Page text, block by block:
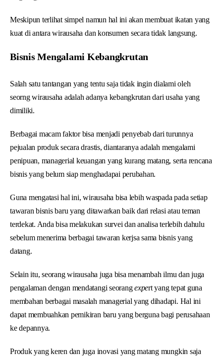
Meskipun terlihat simpel namun hal ini akan membuat ikatan yang
kuat di antara wirausaha dan konsumen secara tidak langsung.
Bisnis Mengalami Kebangkrutan
Salah satu tantangan yang tentu saja tidak ingin dialami oleh
seorng wirausaha adalah adanya kebangkrutan dari usaha yang
dimiliki.
Berbagai macam faktor bisa menjadi penyebab dari turunnya
pejualan produk secara drastis, diantaranya adalah mengalami
penipuan, managerial keuangan yang kurang matang, serta rencana
bisnis yang belum siap menghadapai perubahan.
Guna mengatasi hal ini, wirausaha bisa lebih waspada pada setiap
tawaran bisnis baru yang ditawarkan baik dari relasi atau teman
terdekat. Anda bisa melakukan survei dan analisa terlebih dahulu
sebelum menerima berbagai tawaran kerjsa sama bisnis yang
datang.
Selain itu, seorang wirausaha juga bisa menambah ilmu dan juga
pengalaman dengan mendatangi seorangexpert yang tepat guna
membahan berbagai masalah managerial yang dihadapi. Hal ini
dapat membuahkan pemikiran baru yang berguna bagi perusahaan
ke depannya.
Produk yang keren dan juga inovasi yang matang mungkin saja